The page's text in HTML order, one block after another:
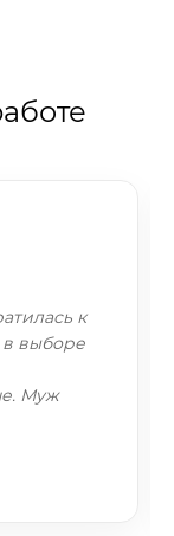
к
в выборе
Муж